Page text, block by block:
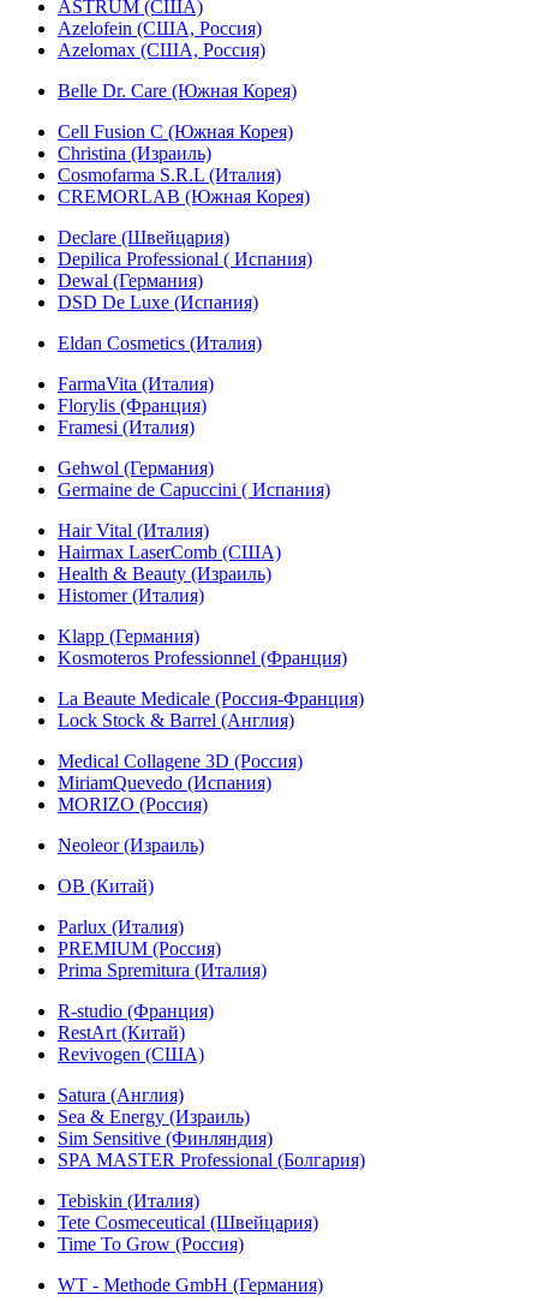
ASTRUM (США)
Azelofein (США, Россия)
Azelomax (США, Россия)
Belle Dr. Care (Южная Корея)
Cell Fusion C (Южная Корея)
Christina (Израиль)
Cosmofarma S.R.L (Италия)
CREMORLAB (Южная Корея)
Declare (Швейцария)
Depilica Professional ( Испания)
Dewal (Германия)
DSD De Luxe (Испания)
Eldan Cosmetics (Италия)
FarmaVita (Италия)
Florylis (Франция)
Framesi (Италия)
Gehwol (Германия)
Germaine de Capuccini ( Испания)
Hair Vital (Италия)
Hairmax LaserComb (США)
Health & Beauty (Израиль)
Histomer (Италия)
Klapp (Германия)
Kosmoteros Professionnel (Франция)
La Beaute Medicale (Россия-Франция)
Lock Stock & Barrel (Англия)
Medical Collagene 3D (Россия)
MiriamQuevedo (Испания)
MORIZO (Россия)
Neoleor (Израиль)
OB (Китай)
Parlux (Италия)
PREMIUM (Россия)
Prima Spremitura (Италия)
R-studio (Франция)
RestArt (Китай)
Revivogen (США)
Satura (Англия)
Sea & Energy (Израиль)
Sim Sensitive (Финляндия)
SPA MASTER Professional (Болгария)
Tebiskin (Италия)
Tete Cosmeceutical (Швейцария)
Time To Grow (Россия)
WT - Methode GmbH (Германия)